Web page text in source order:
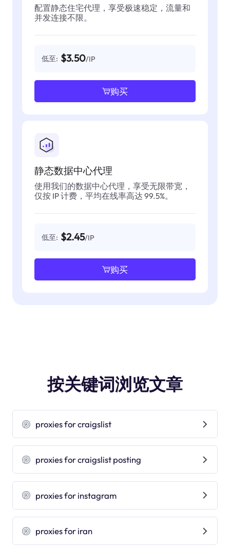
配置静态住宅代理，享受极速稳定，流量和
并发连接不限。
低至: $3.50/IP
购买
静态数据中心代理
使用我们的数据中心代理，享受无限带宽，
仅按 IP 计费，平均在线率高达 99.5%。
低至: $2.45/IP
购买
按关键词浏览文章
proxies for craigslist
proxies for craigslist posting
proxies for instagram
proxies for iran